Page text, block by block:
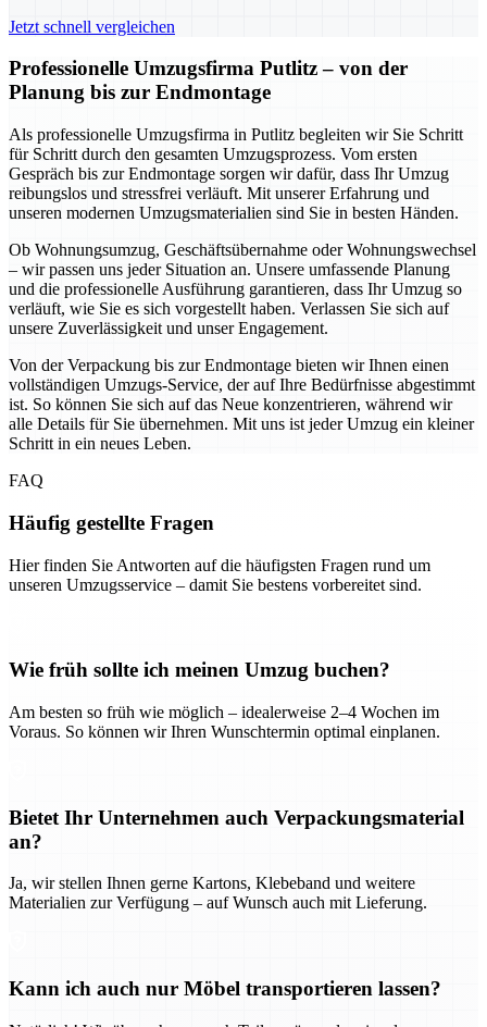
Jetzt schnell vergleichen
Professionelle Umzugsfirma Putlitz – von der
Planung bis zur Endmontage
Als professionelle Umzugsfirma in Putlitz begleiten wir Sie Schritt
für Schritt durch den gesamten Umzugsprozess. Vom ersten
Gespräch bis zur Endmontage sorgen wir dafür, dass Ihr Umzug
reibungslos und stressfrei verläuft. Mit unserer Erfahrung und
unseren modernen Umzugsmaterialien sind Sie in besten Händen.
Ob Wohnungsumzug, Geschäftsübernahme oder Wohnungswechsel
– wir passen uns jeder Situation an. Unsere umfassende Planung
und die professionelle Ausführung garantieren, dass Ihr Umzug so
verläuft, wie Sie es sich vorgestellt haben. Verlassen Sie sich auf
unsere Zuverlässigkeit und unser Engagement.
Von der Verpackung bis zur Endmontage bieten wir Ihnen einen
vollständigen Umzugs-Service, der auf Ihre Bedürfnisse abgestimmt
ist. So können Sie sich auf das Neue konzentrieren, während wir
alle Details für Sie übernehmen. Mit uns ist jeder Umzug ein kleiner
Schritt in ein neues Leben.
FAQ
Häufig gestellte Fragen
Hier finden Sie Antworten auf die häufigsten Fragen rund um
unseren Umzugsservice – damit Sie bestens vorbereitet sind.
Wie früh sollte ich meinen Umzug buchen?
Am besten so früh wie möglich – idealerweise 2–4 Wochen im
Voraus. So können wir Ihren Wunschtermin optimal einplanen.
Bietet Ihr Unternehmen auch Verpackungsmaterial
an?
Ja, wir stellen Ihnen gerne Kartons, Klebeband und weitere
Materialien zur Verfügung – auf Wunsch auch mit Lieferung.
Kann ich auch nur Möbel transportieren lassen?